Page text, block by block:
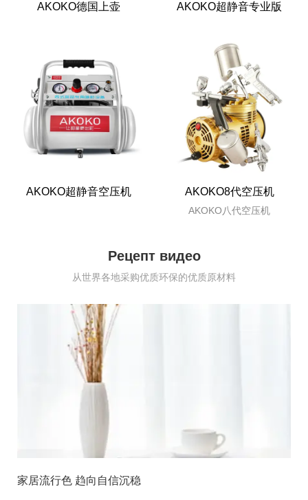
AKOKO德国上壶 AKOKO超静音专业版
AKOKO超静音空压机 AKOKO8代空压机
AKOKO八代空压机
Рецепт видео
从世界各地采购优质环保的优质原材料
家居流行色 趋向自信沉稳